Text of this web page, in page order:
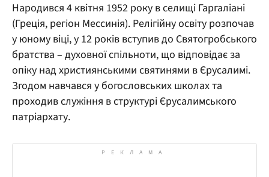
Народився 4 квітня 1952 року в селищі Гаргаліані
(Греція, регіон Мессинія). Релігійну освіту розпочав
у юному віці, у 12 років вступив до Святогробського
братства – духовної спільноти, що відповідає за
опіку над християнськими святинями в Єрусалимі.
Згодом навчався у богословських школах та
проходив служіння в структурі Єрусалимського
патріархату.